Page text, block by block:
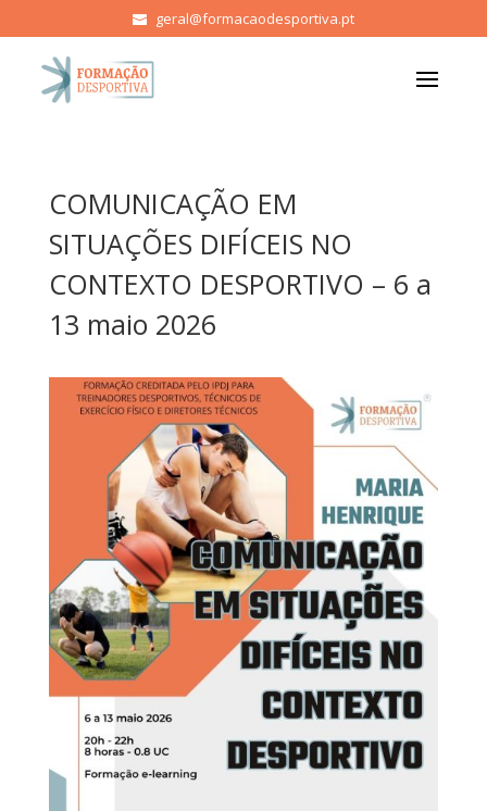
geral@formacaodesportiva.pt
COMUNICAÇÃO EM
SITUAÇÕES DIFÍCEIS NO
CONTEXTO DESPORTIVO – 6 a
13 maio 2026